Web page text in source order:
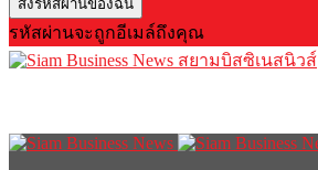
รหัสผ่านจะถูกอีเมล์ถึงคุณ
สยามบิสซิเนสนิวส์